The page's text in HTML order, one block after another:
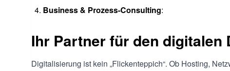
Business & Prozess-Consulting:
Ihr Partner für den digitalen
Digitalisierung ist kein „Flickenteppich“. Ob Hosting,